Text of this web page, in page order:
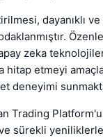
dayanıklı ve
zeka
hitap etmeyi
deneyimi
Trading
sürekli